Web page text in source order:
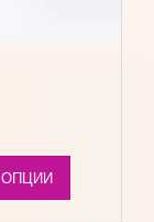
ОПЦИИ